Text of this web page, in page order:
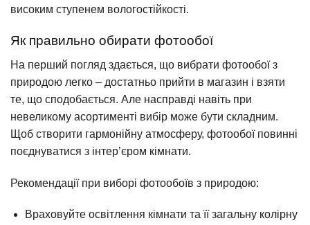
високим ступенем вологостійкості.
Як правильно обирати фотообої
На перший погляд здається, що вибрати фотообої з
природою легко – достатньо прийти в магазин і взяти
те, що сподобається. Але насправді навіть при
невеликому асортименті вибір може бути складним.
Щоб створити гармонійну атмосферу, фотообої повинні
поєднуватися з інтер’єром кімнати.
Рекомендації при виборі фотообоїв з природою:
Враховуйте освітлення кімнати та її загальну колірну